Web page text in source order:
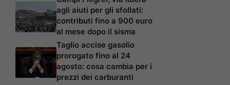
agli aiuti per gli sfollati:
contributi fino a 900 euro
al mese dopo il sisma
Taglio accise gasolio
prorogato fino al 24
agosto: cosa cambia per i
prezzi dei carburanti